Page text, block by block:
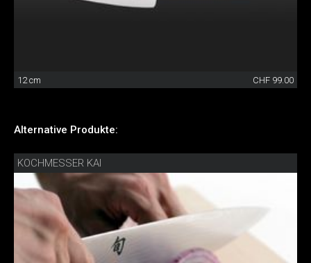
12 cm CHF 99.00
Alternative Produkte:
KOCHMESSER KAI